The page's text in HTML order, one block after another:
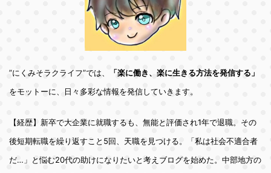
”にくみそラクライフ”では、
「楽に働き、楽に生きる方法を発信する」
をモットーに、日々多彩な情報を発信していきます。
【経歴】新卒で大企業に就職するも、無能と評価され1年で退職。その
後短期転職を繰り返すこと5回、天職を見つける。「私は社会不適合者
だ…」と悩む20代の助けになりたいと考えブログを始めた。中部地方の